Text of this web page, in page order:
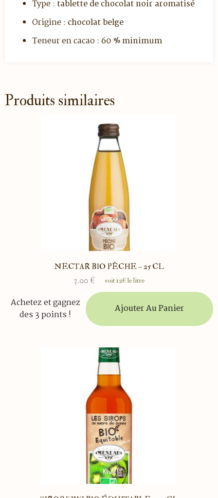
Type : tablette de chocolat noir aromatisé
Origine : chocolat belge
Teneur en cacao : 60 % minimum
Produits similaires
NECTAR BIO PÊCHE – 25 CL
3.00 € soit 12€ le litre
Achetez et gagnez
des 3 points !
Ajouter Au Panier